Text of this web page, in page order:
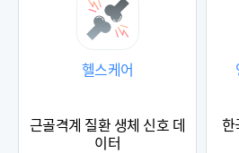
헬스케어
근골격계 질환 생체 신호 데
이터
한